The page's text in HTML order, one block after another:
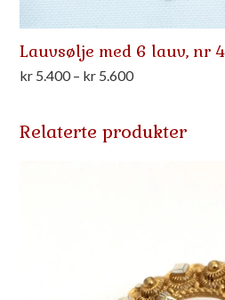
Lauvsølje med 6 lauv, nr 4
kr 5.400– kr 5.600Prisområde:
kr 5.600
Relaterte produkter